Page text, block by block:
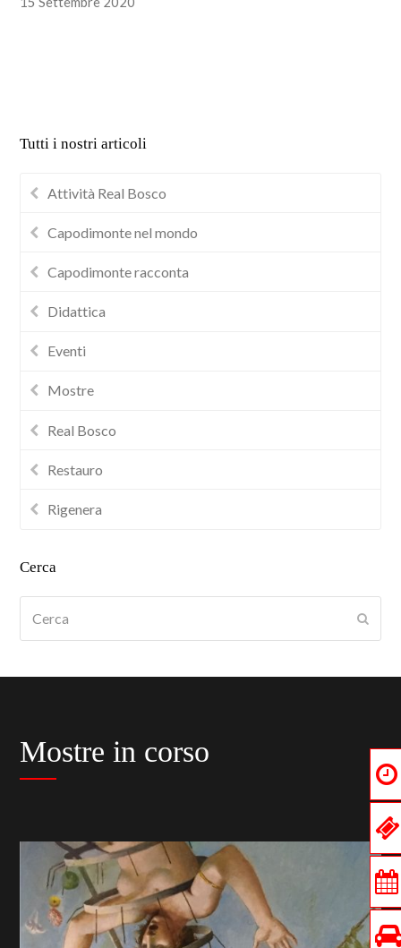
Tutti i nostri articoli
Attività Real Bosco
Capodimonte nel mondo
Capodimonte racconta
Didattica
Eventi
Mostre
Real Bosco
Restauro
Rigenera
Cerca
Mostre in corso